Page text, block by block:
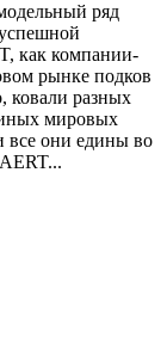
ряд
как компании-
рынке подков
разных
мировых
все они едины во